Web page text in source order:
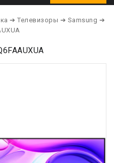
➔ Телевизоры ➔ Samsung ➔